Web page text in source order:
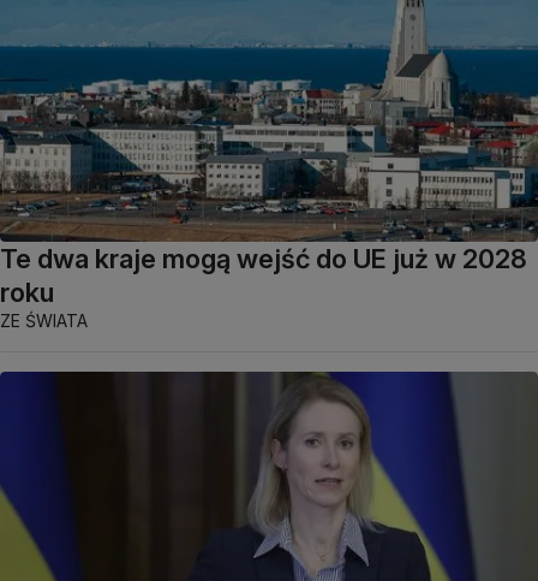
Te dwa kraje mogą wejść do UE już w 2028
roku
ZE ŚWIATA